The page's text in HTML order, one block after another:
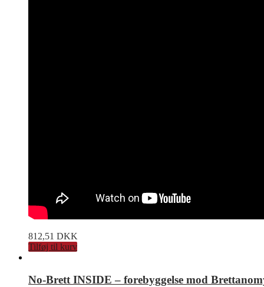
812,51 DKK
Tilføj til kurv
No-Brett INSIDE – forebyggelse mod